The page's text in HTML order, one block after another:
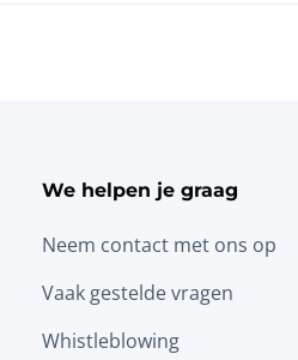
We helpen je graag
Neem contact met ons op
Vaak gestelde vragen
Whistleblowing